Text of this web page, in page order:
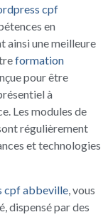
cpf
en
ainsi une meilleure
formation
pour être
à
Les modules de
régulièrement
et technologies
cpf abbeville , vous
dispensé par des